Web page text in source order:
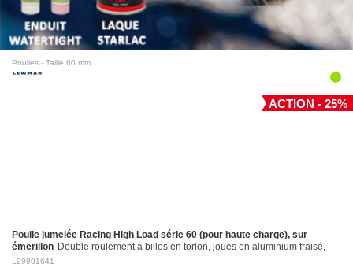
Poulies - Taille 60 mm
ACTION - 25%
Poulie jumelée Racing High Load série 60 (pour haute charge), sur
émerillon Double roulement à billes en torlon, joues en aluminium fraisé,
réa en aluminium fraisé Ø 60 mm. Réa en aluminium: ø 60 mm Pour
L29901641